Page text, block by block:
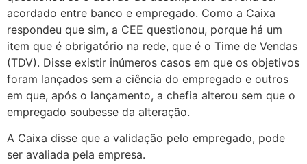
acordado entre banco e empregado. Como a Caixa
respondeu que sim, a CEE questionou, porque há um
item que é obrigatório na rede, que é o Time de Vendas
(TDV). Disse existir inúmeros casos em que os objetivos
foram lançados sem a ciência do empregado e outros
em que, após o lançamento, a chefia alterou sem que o
empregado soubesse da alteração.
A Caixa disse que a validação pelo empregado, pode
ser avaliada pela empresa.